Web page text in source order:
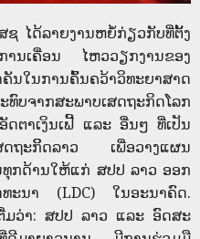
ໄດ້ລາຍງານຫຍໍ້ກ່ຽວກັບທີ່ຕັ້ງ
ນເຄື່ອນ ໄຫວວຽກງານຂອງ
ນໃນການຄົ້ນຄວ້າວິທະຍາສາດ
ບຈາກສະພາບເສດຖະກິດໂລກ
ຕາເງິນເຟີ້ ແລະ ອື່ນໆ ທີ່ເປັນ
ສດຖະກິິດລາວ ເພື່ອວາງແຜນ
ກດ້ານໃຫ້ແກ່ ສປປ ລາວ ອອກ
ທະນາ (LDC) ໃນອະນາຄົດ.
ມວ່າ: ສປປ ລາວ ແລະ ອົດສະ